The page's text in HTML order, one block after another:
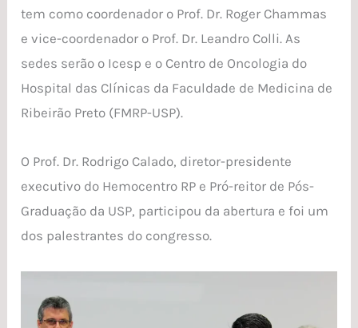
tem como coordenador o Prof. Dr. Roger Chammas
e vice-coordenador o Prof. Dr. Leandro Colli. As
sedes serão o Icesp e o Centro de Oncologia do
Hospital das Clínicas da Faculdade de Medicina de
Ribeirão Preto (FMRP-USP).
O Prof. Dr. Rodrigo Calado, diretor-presidente
executivo do Hemocentro RP e Pró-reitor de Pós-
Graduação da USP, participou da abertura e foi um
dos palestrantes do congresso.